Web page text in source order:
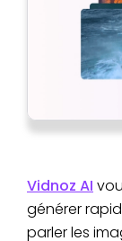
Vidnoz AI
générer
parler les